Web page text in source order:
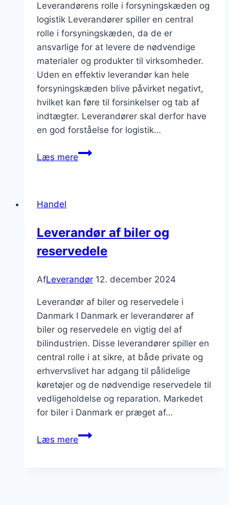
Leverandørens rolle i forsyningskæden og
logistik Leverandører spiller en central
rolle i forsyningskæden, da de er
ansvarlige for at levere de nødvendige
materialer og produkter til virksomheder.
Uden en effektiv leverandør kan hele
forsyningskæden blive påvirket negativt,
hvilket kan føre til forsinkelser og tab af
indtægter. Leverandører skal derfor have
en god forståelse for logistik…
Læs mereLeverandører
forbedre
forsyningskæden
logistik
Handel
Leverandør af biler og
reservedele
AfLeverandør 12. december 2024
Leverandør af biler og reservedele i
Danmark I Danmark er leverandører af
biler og reservedele en vigtig del af
bilindustrien. Disse leverandører spiller en
central rolle i at sikre, at både private og
erhvervslivet har adgang til pålidelige
køretøjer og de nødvendige reservedele til
vedligeholdelse og reparation. Markedet
for biler i Danmark er præget af…
Læs mereLeverandør